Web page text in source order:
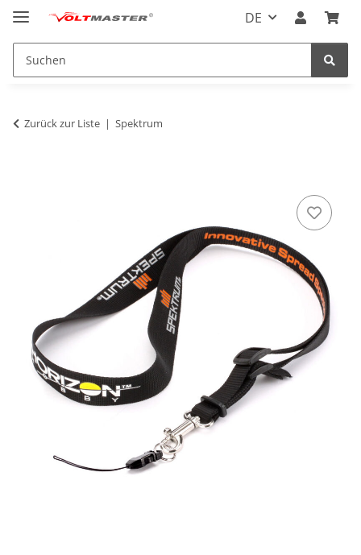
DE
Zurück zur Liste Spektrum